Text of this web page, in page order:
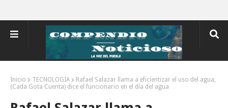
Inicio TECNOLOGIA
Rafael Salazar llama a eficientizar el uso del agua,
(Cada Gota Cuenta) dice el funcionario en el día del agua